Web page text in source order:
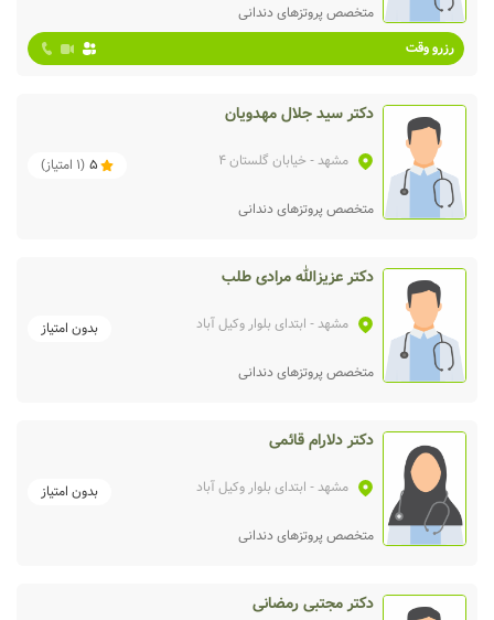
متخصص پروتزهای دندانی
رزرو وقت
دکتر سید جلال مهدویان
مشهد- خیابان گلستان 4 5
(
1 امتیاز)
متخصص پروتزهای دندانی
دکتر عزیزالله مرادی طلب
مشهد- ابتدای بلوار وکیل آباد بدون امتیاز
متخصص پروتزهای دندانی
دکتر دلارام قائمی
مشهد- ابتدای بلوار وکیل آباد بدون امتیاز
متخصص پروتزهای دندانی
دکتر مجتبی رمضانی